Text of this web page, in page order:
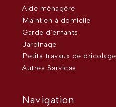
Aide ménagère
Maintien à domicile
Garde d’enfants
Jardinage
Petits travaux de bricolage
Autres Services
Navigation